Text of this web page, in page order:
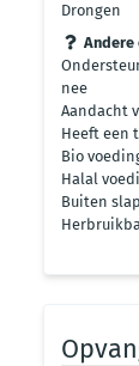
Drongen
Andere
nee
Aandacht
Heeft een
Bio
Halal
Buiten